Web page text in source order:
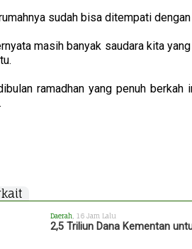
sudah bisa ditempati
masih banyak saudara kita
ramadhan yang penuh
Daerah , 16 Jam Lalu
2,5 Triliun Dana Kementan